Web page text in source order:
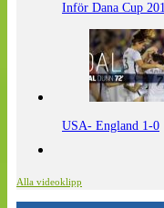
Inför Dana Cup
USA- England 1-0
Alla videoklipp